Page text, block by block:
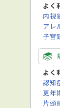
よく
内視
アレ
子宮
よく
認知
更年
片頭